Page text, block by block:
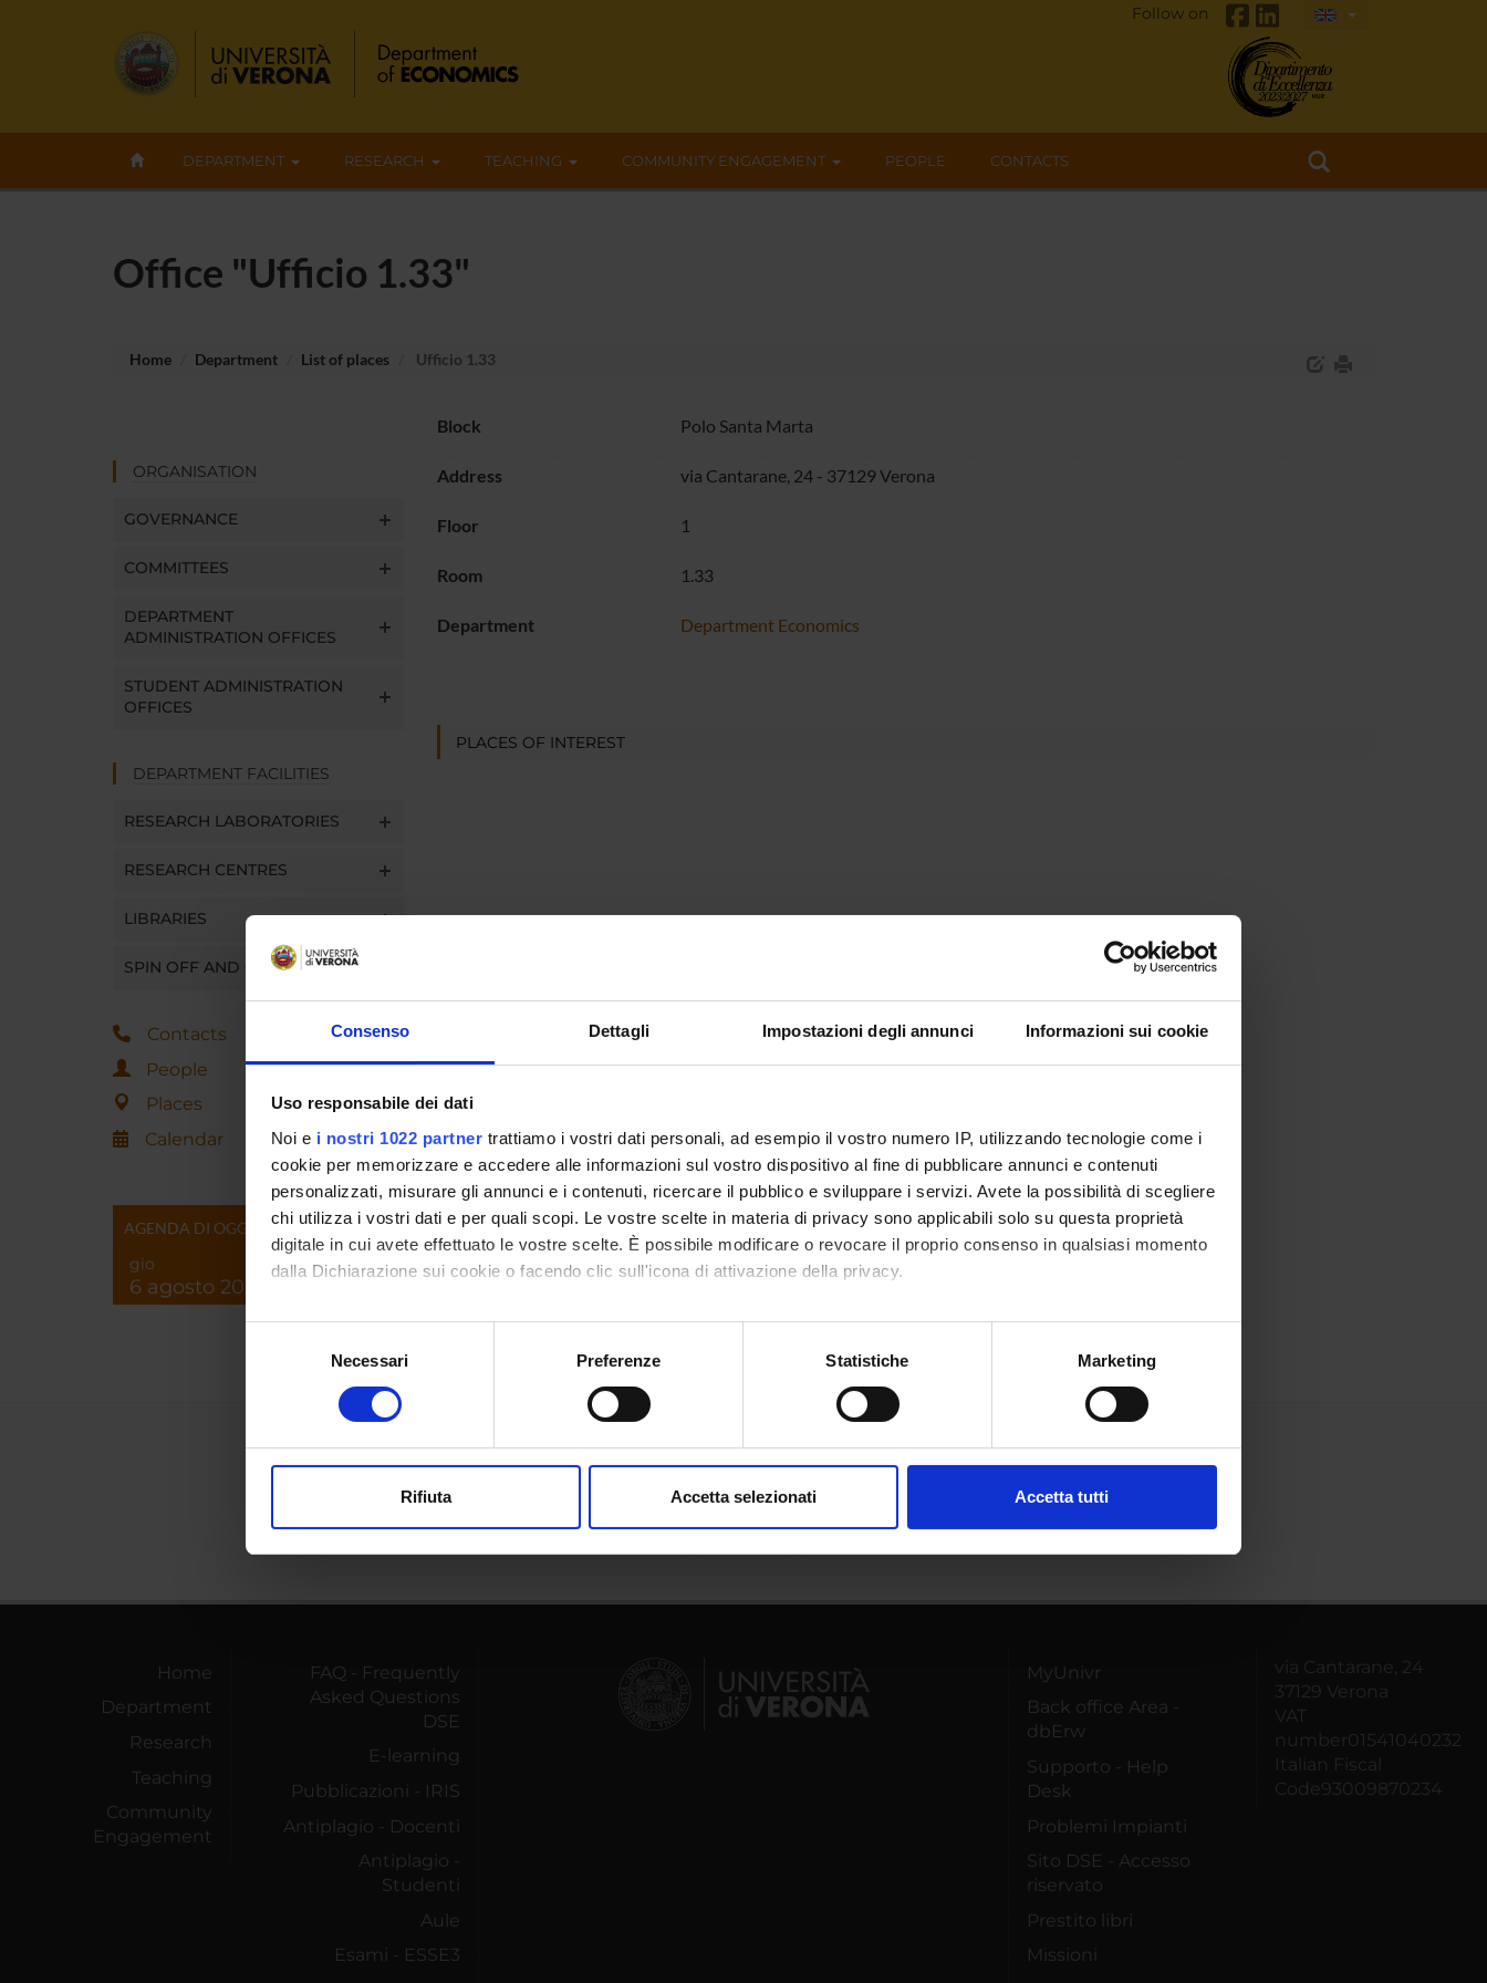
Consenso Dettagli Impostazioni degli annunci Informazioni sui cookie
Uso responsabile dei dati
Noi e i nostri 1022 partner trattiamo i vostri dati personali, ad esempio il vostro numero IP, utilizzando tecnologie come i
cookie per memorizzare e accedere alle informazioni sul vostro dispositivo al fine di pubblicare annunci e contenuti
personalizzati, misurare gli annunci e i contenuti, ricercare il pubblico e sviluppare i servizi. Avete la possibilità di scegliere
chi utilizza i vostri dati e per quali scopi. Le vostre scelte in materia di privacy sono applicabili solo su questa proprietà
digitale in cui avete effettuato le vostre scelte. È possibile modificare o revocare il proprio consenso in qualsiasi momento
dalla Dichiarazione sui cookie o facendo clic sull'icona di attivazione della privacy.
Con il tuo consenso, vorremmo anche:
raccogliere informazioni sulla tua posizione geografica, con un'approssimazione di qualche metro,
digitali).
modificare o ritirare il tuo consenso in qualsiasi momento dalla Dichiarazione sui cookie.
Necessari Preferenze Statistiche Marketing
Rifiuta Accetta selezionati Accetta tutti
Follow on
DEPARTMENT RESEARCH TEACHING COMMUNITY ENGAGEMENT PEOPLE CONTACTS
Office "Ufficio 1.33"
Home Department List of places Ufficio 1.33
ORGANISATION
GOVERNANCE
COMMITTEES
DEPARTMENT
ADMINISTRATION OFFICES
STUDENT ADMINISTRATION
OFFICES
DEPARTMENT FACILITIES
RESEARCH LABORATORIES
RESEARCH CENTRES
LIBRARIES
SPIN OFF AND COMPANIES
Contacts
People
Places
Calendar
AGENDA DI OGGI
gio
6 agosto 2026
Block Polo Santa Marta
Address via Cantarane, 24 - 37129 Verona
Floor 1
Room 1.33
Department Department Economics
PLACES OF INTEREST
Home
Department
Research
Teaching
Community
Engagement
FAQ - Frequently
Asked Questions
DSE
E-learning
Pubblicazioni - IRIS
Antiplagio - Docenti
Antiplagio -
Studenti
Aule
Esami - ESSE3
MyUnivr
Back office Area -
dbErw
Supporto - Help
Desk
Problemi Impianti
Sito DSE - Accesso
riservato
Prestito libri
Missioni
via Cantarane, 24
37129 Verona
VAT
number01541040232
Italian Fiscal
Code93009870234